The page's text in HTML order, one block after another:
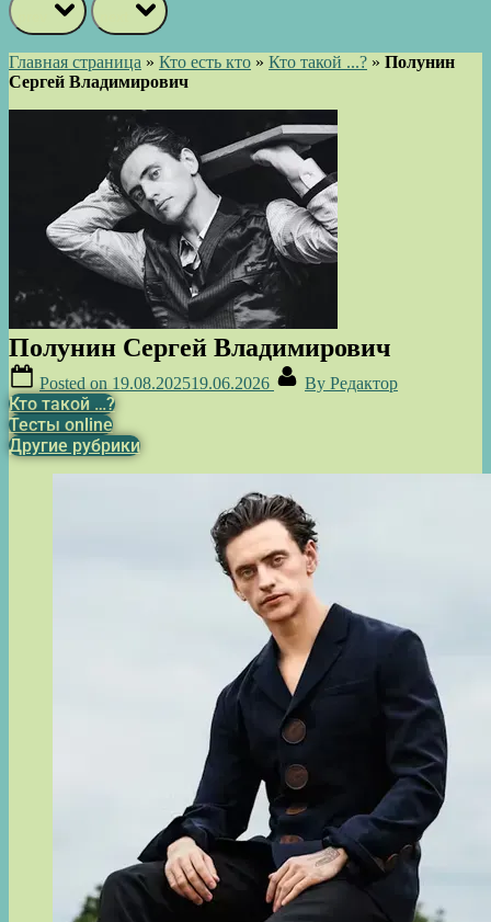
Главная страница » Кто есть кто » Кто такой ...? » Полунин
Сергей Владимирович
Полунин Сергей Владимирович
Posted on 19.08.202519.06.2026 By Редактор
Кто такой …?
Тесты online
Другие рубрики